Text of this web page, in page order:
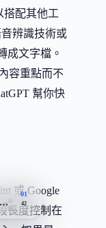
搭配其他工
辨識技術或
成文字檔。
容重點而不
幫你快
或 Google
長度控制在
載檔案
01
42